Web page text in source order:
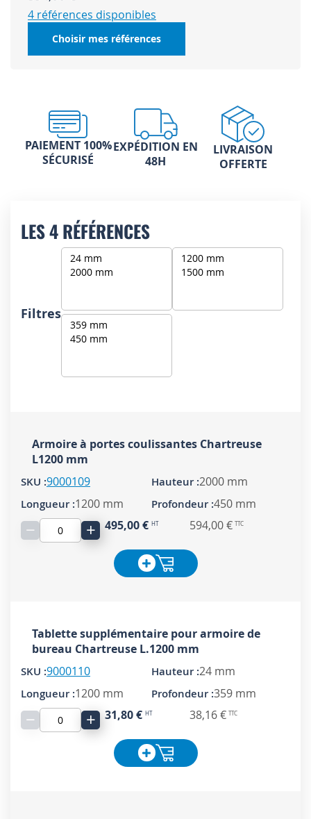
4 références disponibles
Choisir mes références
PAIEMENT 100%
SÉCURISÉ
EXPÉDITION EN
48H
LIVRAISON
OFFERTE
LES 4 RÉFÉRENCES
Filtres
Armoire à portes coulissantes Chartreuse
L1200 mm
9000109
2000 mm
1200 mm
450 mm
− + 495,00 € 594,00 €
Tablette supplémentaire pour armoire de
bureau Chartreuse L.1200 mm
9000110
24 mm
1200 mm
359 mm
− + 31,80 € 38,16 €